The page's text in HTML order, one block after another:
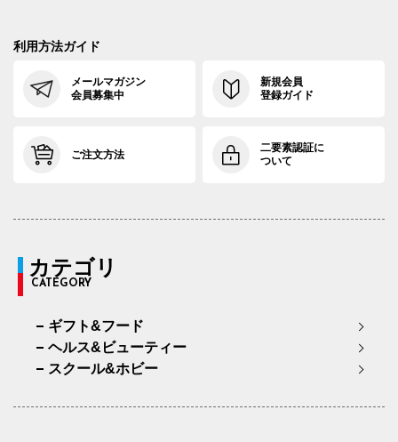
利用方法ガイド
メールマガジン
会員募集中
新規会員
登録ガイド
ご注文方法
二要素認証に
ついて
カテゴリ
CATEGORY
ギフト&フード
ヘルス&ビューティー
スクール&ホビー